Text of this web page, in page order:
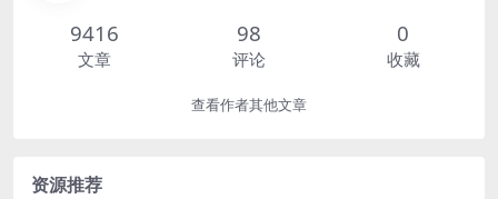
9416
文章
98
评论
0
收藏
查看作者其他文章
资源推荐